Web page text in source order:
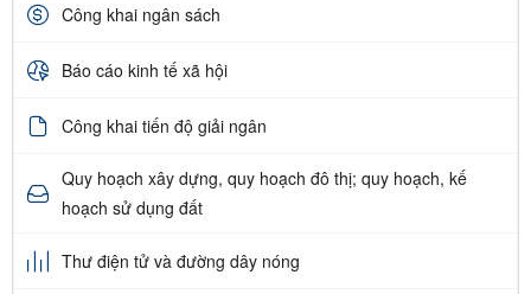
Công khai ngân sách
Báo cáo kinh tế xã hội
Công khai tiến độ giải ngân
Quy hoạch xây dựng, quy hoạch đô thị; quy hoạch, kế
hoạch sử dụng đất
Thư điện tử và đường dây nóng